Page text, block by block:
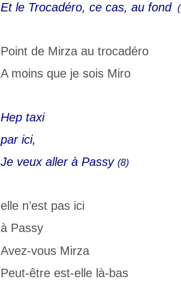
Et le Trocadéro, ce cas, au fond
Point de Mirza au trocadéro
A moins que je sois Miro
Hep taxi
par ici,
Je veux aller à Passy (8)
elle n’est pas ici
à Passy
Avez-vous Mirza
Peut-être est-elle là-bas